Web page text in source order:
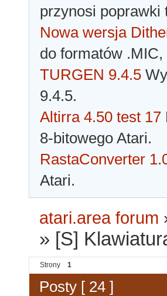
przynosi poprawki
Nowa wersja
do formatów
TURGEN 9.4.5
9.4.5.
Altirra 4.50 test 17
8-bitowego Atari.
RastaConverter
Atari.
atari.area forum
» [S]
Strony 1
Posty [ 24 ]